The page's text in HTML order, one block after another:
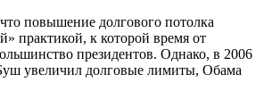
повышение долгового потолка
практикой, к которой время от
президентов. Однако, в 2006
увеличил долговые лимиты, Обама